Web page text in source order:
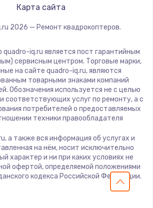
1300 руб.
Заказать
Техобслуживание
900 руб.
/ подключение / демонтаж
1300 руб.
Карта сайта
2026 — Ремонт квадрокоптеров.
iq.ru является пост гарантийным
сервисным центром. Торговые марки,
на сайте quadro-iq.ru, являются
товарными знаками компаний
Обозначения используется не с целью
соответствующих услуг по ремонту, а с
потребителей о предоставляемых
техники правообладателя
а также вся информация об услугах и
на нём, носит исключительно
характер и ни при каких условиях не
офертой, определяемой положениями
кодекса Российской Федерации.